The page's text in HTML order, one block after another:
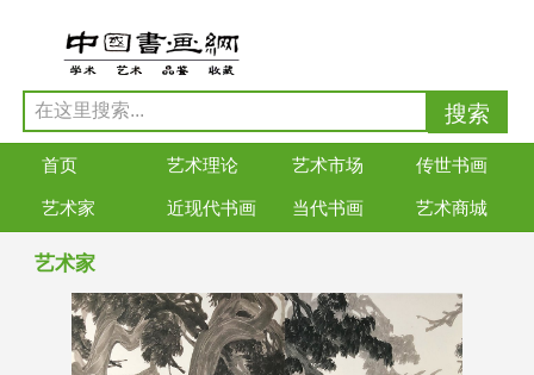
首页 艺术理论 艺术市场 传世书画
艺术家 近现代书画 当代书画 艺术商城
艺术家